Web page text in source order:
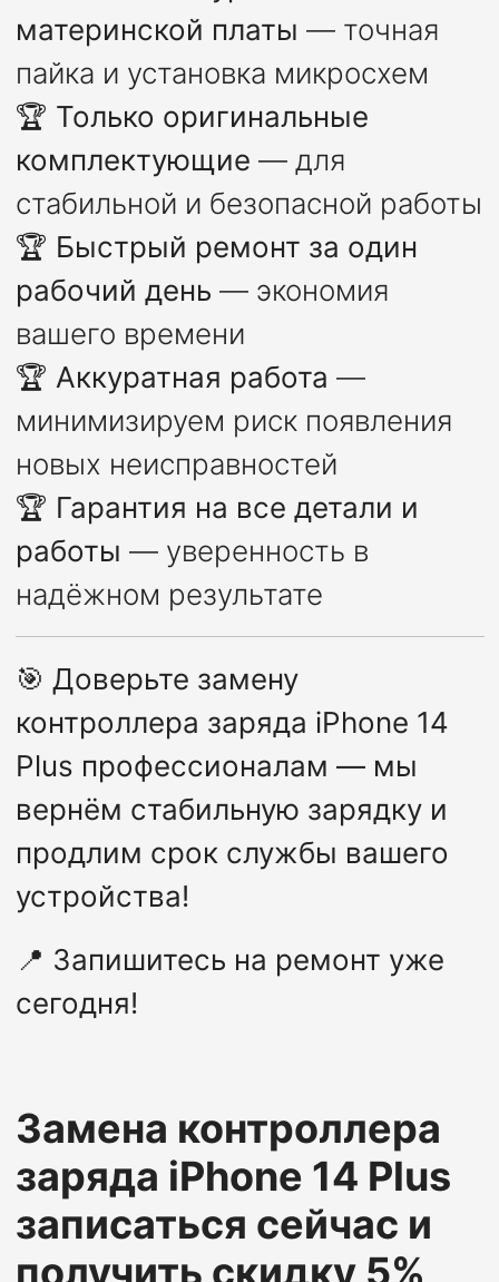
материнской платы — точная
пайка и установка микросхем
🏆 Только оригинальные
комплектующие — для
стабильной и безопасной работы
🏆 Быстрый ремонт за один
рабочий день — экономия
вашего времени
🏆 Аккуратная работа —
минимизируем риск появления
новых неисправностей
🏆 Гарантия на все детали и
работы — уверенность в
надёжном результате
🎯 Доверьте замену
контроллера заряда iPhone 14
Plus профессионалам — мы
вернём стабильную зарядку и
продлим срок службы вашего
устройства!
📍 Запишитесь на ремонт уже
сегодня!
Замена контроллера
заряда iPhone 14 Plus
записаться сейчас и